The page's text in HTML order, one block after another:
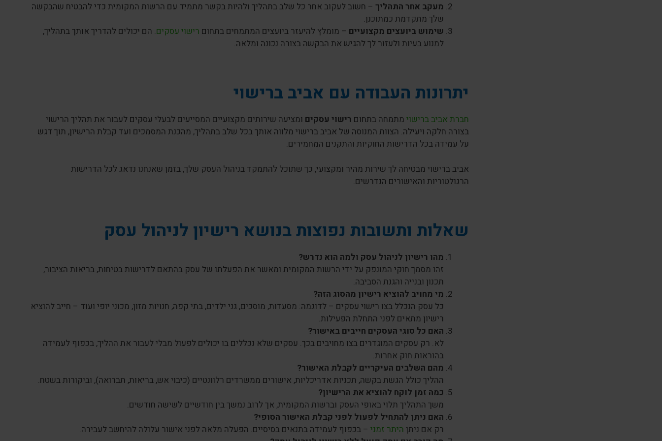
מעקב אחר התהליך – חשוב לעקוב אחר כל שלב בתהליך ולהיות בקשר מתמיד עם הרשות המקומית כדי להבטיח שהבקשה
שלך מתקדמת כמתוכנן.
שימוש ביועצים מקצועיים – מומלץ להיעזר ביועצים המתמחים בתחום רישוי עסקים. הם יכולים להדריך אותך בתהליך,
למנוע בעיות ולעזור לך להגיש את הבקשה בצורה נכונה ומלאה.
יתרונות העבודה עם אביב ברישוי
חברת אביב ברישוי מתמחה בתחום רישוי עסקים ומציעה שירותים מקצועיים המסייעים לבעלי עסקים לעבור את תהליך הרישוי
בצורה חלקה ויעילה. הצוות המנוסה של אביב ברישוי מלווה אותך בכל שלב בתהליך, מהכנת המסמכים ועד קבלת הרישיון, תוך דגש
על עמידה בכל הדרישות החוקיות והתקנים המחמירים.
אביב ברישוי מבטיחה לך שירות מהיר ומקצועי, כך שתוכל להתמקד בניהול העסק שלך, בזמן שאנחנו נדאג לכל הדרישות
הרגולטוריות והאישורים הנדרשים.
שאלות ותשובות נפוצות בנושא רישיון לניהול עסק
מהו רישיון לניהול עסק ולמה הוא נדרש?
זהו מסמך חוקי המונפק על ידי הרשות המקומית ומאשר את הפעלתו של עסק בהתאם לדרישות בטיחות, בריאות הציבור,
תכנון ובנייה והגנת הסביבה.
מי מחויב להוציא רישיון מהסוג הזה?
כל עסק הנכלל בצו רישוי עסקים – לדוגמה: מסעדות, מוסכים, גני ילדים, בתי קפה, חנויות מזון, מכוני יופי ועוד – חייב להוציא
רישיון מתאים לפני התחלת הפעילות.
האם כל סוגי העסקים חייבים באישור?
לא. רק עסקים המוגדרים בצו מחויבים בכך. עסקים שלא נכללים בו יכולים לפעול מבלי לעבור את ההליך, בכפוף לעמידה
בהוראות חוק אחרות.
מהם השלבים העיקריים לקבלת האישור?
ההליך כולל הגשת בקשה, תכניות אדריכליות, אישורים ממשרדים רלוונטיים (כיבוי אש, בריאות, תברואה), וביקורות בשטח.
כמה זמן לוקח להוציא את הרישיון?
משך התהליך תלוי באופי העסק וברשות המקומית, אך לרוב נמשך בין חודשיים לשישה חודשים.
האם ניתן להתחיל לפעול לפני קבלת האישור הסופי?
רק אם ניתן היתר זמני – בכפוף לעמידה בתנאים בסיסיים. הפעלה מלאה לפני אישור עלולה להיחשב לעבירה.